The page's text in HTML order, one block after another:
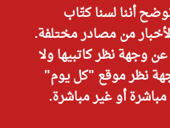
أننا لسنا كتّاب
من مصادر مختلفة.
عن وجهة نظر كاتبيها ولا
نظر موقع "كل يوم"
أو غير مباشرة.